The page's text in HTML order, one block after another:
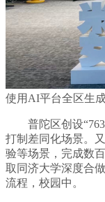
使用AI平台全区生
普陀区创设
打制差同化场景。
验等场景，完成数
取同济大学深度合
流程，校园中。